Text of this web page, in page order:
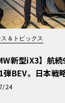
＆トピックス
新型iX3】航
弾BEV。日本戦
歓び」
24